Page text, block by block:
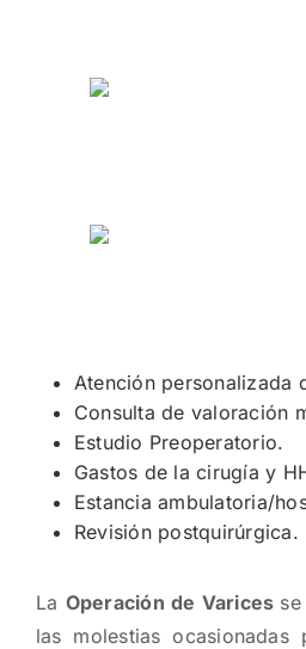
Atención personalizada
Consulta de valoración
Estudio Preoperatorio.
Gastos de la cirugía y
Estancia ambulatoria/
Revisión postquirúrgica.
La Operación de Varices
las molestias ocasionadas